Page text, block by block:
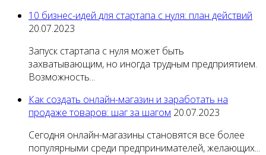
10 бизнес-идей для стартапа с нуля: план действий
20.07.2023
Запуск стартапа с нуля может быть
захватывающим, но иногда трудным предприятием.
Возможность...
Как создать онлайн-магазин и заработать на
продаже товаров: шаг за шагом 20.07.2023
Сегодня онлайн-магазины становятся все более
популярными среди предпринимателей, желающих...